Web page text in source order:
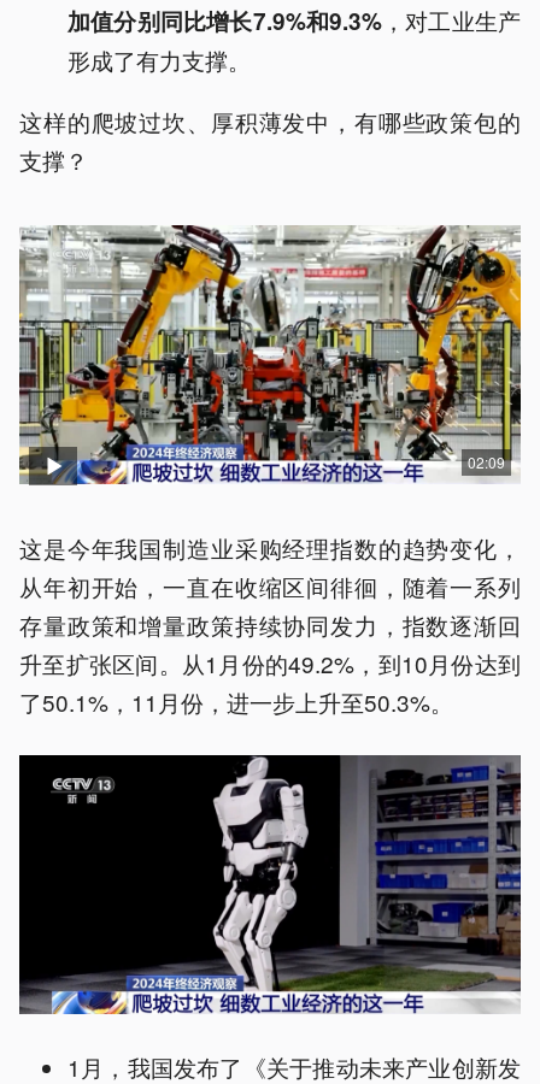
加值分别同比增长7.9%和9.3%，对工业生产
形成了有力支撑。
这样的爬坡过坎、厚积薄发中，有哪些政策包的
支撑？
02:09
这是今年我国制造业采购经理指数的趋势变化，
从年初开始，一直在收缩区间徘徊，随着一系列
存量政策和增量政策持续协同发力，指数逐渐回
升至扩张区间。从1月份的49.2%，到10月份达到
了50.1%，11月份，进一步上升至50.3%。
1月，我国发布了《关于推动未来产业创新发